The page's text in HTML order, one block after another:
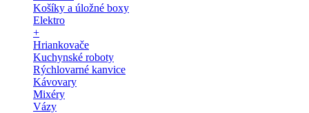
Košíky a úložné boxy
Elektro
+
Hriankovače
Kuchynské roboty
Rýchlovarné kanvice
Kávovary
Mixéry
Vázy